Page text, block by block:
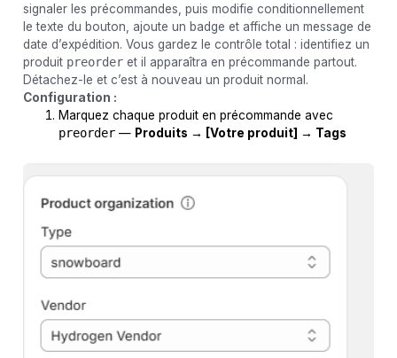
signaler les précommandes, puis modifie conditionnellement
le texte du bouton, ajoute un badge et affiche un message de
date d’expédition. Vous gardez le contrôle total : identifiez un
produit preorderet il apparaîtra en précommande partout.
Détachez-le et c’est à nouveau un produit normal.
Configuration :
Marquez chaque produit en précommande avec
preorder— Produits → [Votre produit] → Tags